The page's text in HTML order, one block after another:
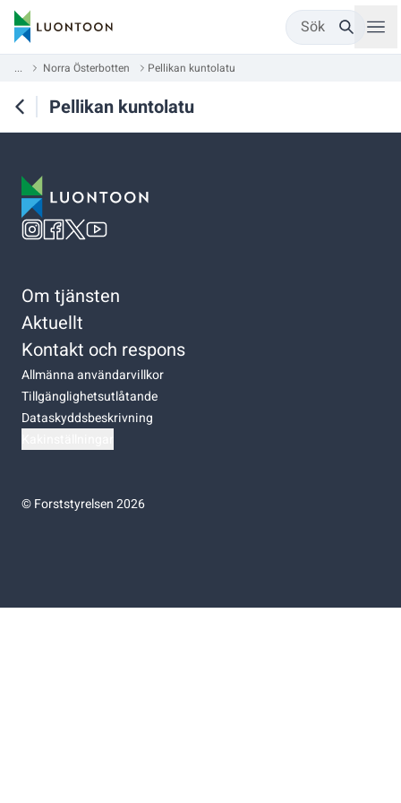
Sök
... Norra Österbotten Pellikan kuntolatu
Pellikan kuntolatu
Om tjänsten
Aktuellt
Kontakt och respons
Allmänna användarvillkor
Tillgänglighetsutlåtande
Dataskyddsbeskrivning
©Forststyrelsen 2026